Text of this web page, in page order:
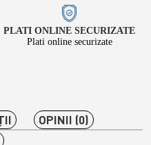
PLATI ONLINE SECURIZATE
Plati online securizate
OPINII (0)